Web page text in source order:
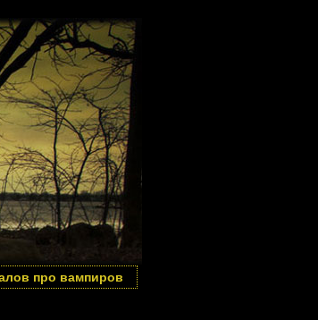
про вампиров